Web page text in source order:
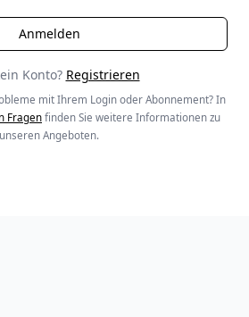
Konto? Registrieren
mit Ihrem Login oder Abonnement? In
Fragenfinden Sie weitere Informationen zu
unseren Angeboten.